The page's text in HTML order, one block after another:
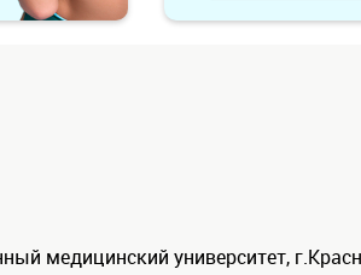
медицинский университет,